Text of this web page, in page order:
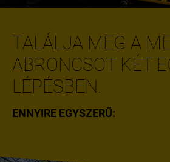
TALÁLJA MEG A
ABRONCSOT KÉT
LÉPÉSBEN.
ENNYIRE EGYSZERŰ: